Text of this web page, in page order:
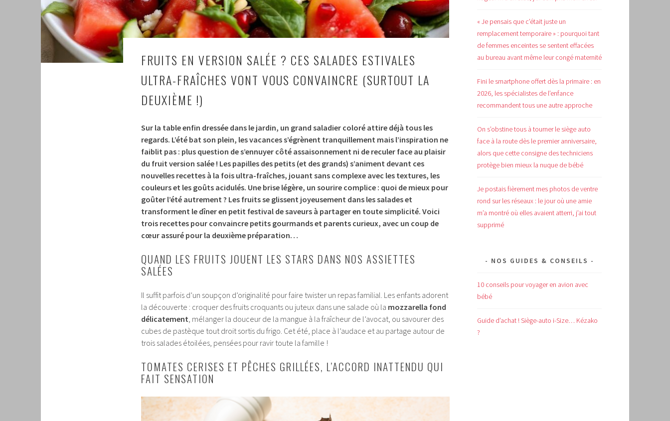
FRUITS EN VERSION SALÉE ? CES SALADES ESTIVALES
ULTRA-FRAÎCHES VONT VOUS CONVAINCRE (SURTOUT LA
DEUXIÈME !)
Sur la table enfin dressée dans le jardin, un grand saladier coloré attire déjà tous les
regards. L’été bat son plein, les vacances s’égrènent tranquillement mais l’inspiration ne
faiblit pas : plus question de s’ennuyer côté assaisonnement ni de reculer face au plaisir
du fruit version salée ! Les papilles des petits (et des grands) s’animent devant ces
nouvelles recettes à la fois ultra-fraîches, jouant sans complexe avec les textures, les
couleurs et les goûts acidulés. Une brise légère, un sourire complice : quoi de mieux pour
goûter l’été autrement ? Les fruits se glissent joyeusement dans les salades et
transforment le dîner en petit festival de saveurs à partager en toute simplicité. Voici
trois recettes pour convaincre petits gourmands et parents curieux, avec un coup de
cœur assuré pour la deuxième préparation…
QUAND LES FRUITS JOUENT LES STARS DANS NOS ASSIETTES
SALÉES
Il suffit parfois d’un soupçon d’originalité pour faire twister un repas familial. Les enfants adorent
la découverte : croquer des fruits croquants ou juteux dans une salade où la mozzarella fond
délicatement , mélanger la douceur de la mangue à la fraîcheur de l’avocat, ou savourer des
cubes de pastèque tout droit sortis du frigo. Cet été, place à l’audace et au partage autour de
trois salades étoilées, pensées pour ravir toute la famille !
TOMATES CERISES ET PÊCHES GRILLÉES, L’ACCORD INATTENDU QUI
FAIT SENSATION
« Je pensais que c’était juste un
remplacement temporaire » : pourquoi tant
de femmes enceintes se sentent effacées
au bureau avant même leur congé maternité
Fini le smartphone offert dès la primaire : en
2026, les spécialistes de l’enfance
recommandent tous une autre approche
On s’obstine tous à tourner le siège auto
face à la route dès le premier anniversaire,
alors que cette consigne des techniciens
protège bien mieux la nuque de bébé
Je postais fièrement mes photos de ventre
rond sur les réseaux : le jour où une amie
m’a montré où elles avaient atterri, j’ai tout
supprimé
NOS GUIDES & CONSEILS
10 conseils pour voyager en avion avec
bébé
Guide d’achat ! Siège-auto i-Size… Kézako
?